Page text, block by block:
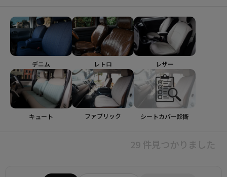
デニム レトロ レザー
キュート ファブリック シートカバー診断
29 件見つかりました